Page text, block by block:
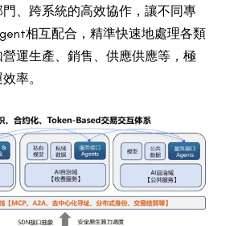
、跨系統的高效協作，讓不同專
相互配合，精準快速地處理各類
運生產、銷售、供應供應等，極
率。